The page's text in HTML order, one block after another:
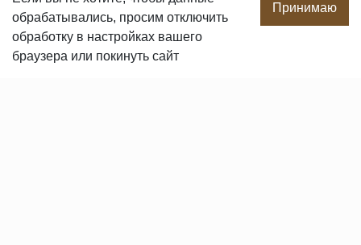
Сотрудничество
Сертификаты продукции
Вакансии
обрабатывались, просим отключить
обработку в настройках вашего
браузера или покинуть сайт
Принимаю